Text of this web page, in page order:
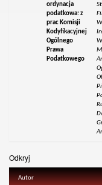
ordynacja
podatkowa: z
prac Komisji
Kodyfikacyjnej
Ogólnego
Prawa
Podatkowego
Odkryj
Autor